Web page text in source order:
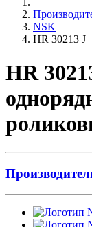
NSK
HR 30213 J
HR